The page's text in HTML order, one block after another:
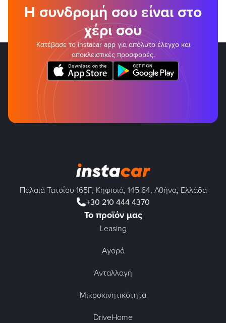
Η συνδρομή σου είναι στο
χέρι σου
Κατέβασε το instacar app για απόλυτο έλεγχο και
αποκλειστικές προσφορές.
Παλαιά Τατοΐου 165Γ, Κηφισιά, 145 64, Αθήνα, Ελλάδα
+30 210 444 4370
Το προϊόν μας
Leasing
Αγορά
Ανταλλαγή
Μικροκινητικότητα
DriveHome